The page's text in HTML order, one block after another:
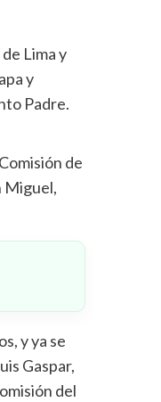
Lima y
y
Padre.
de
Miguel,
y ya se
Gaspar,
del